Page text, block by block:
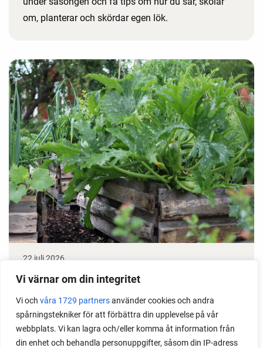
Vi värnar om din integritet
Vi och våra 1729 partnersanvänder cookies och andra
spårningstekniker för att förbättra din upplevelse på vår
webbplats. Vi kan lagra och/eller komma åt information från
din enhet och behandla personuppgifter, såsom din IP-adress
om, planterar och skördar egen lök.
22 juli 2026
Odla stora växter på liten plats
Med det här smarta knepet kan du odla också stora
växter i en pallkrage tillsammans med andra växter.
Perfekt om du vill odla mycket i på liten yta.